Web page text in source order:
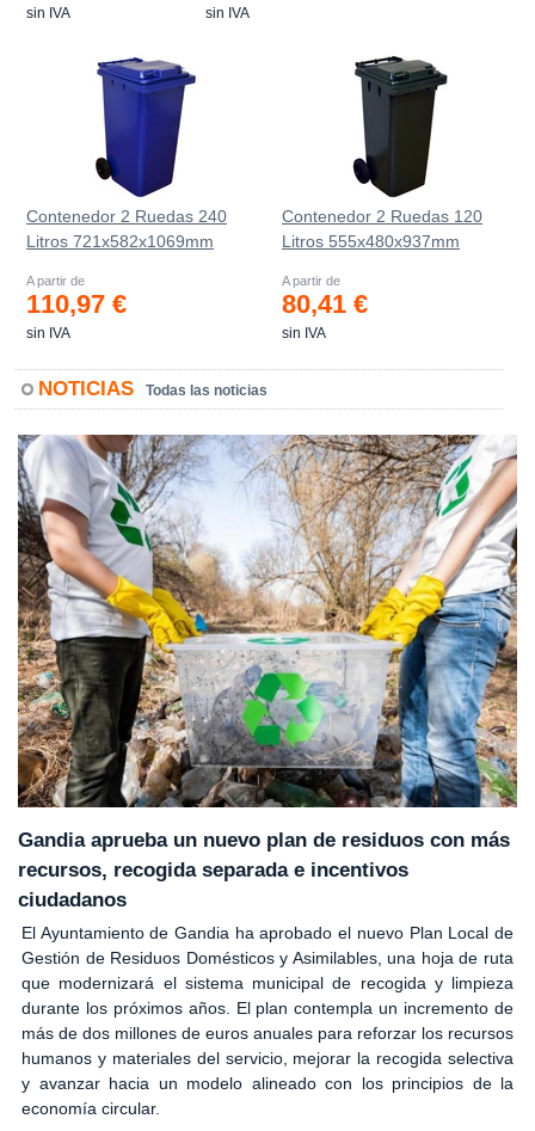
sin IVA sin IVA
Contenedor 2 Ruedas 240
Litros 721х582х1069mm
A partir de
110,97 €
sin IVA
Contenedor 2 Ruedas 120
Litros 555х480х937mm
A partir de
80,41 €
sin IVA
NOTICIAS Todas las noticias
Gandia aprueba un nuevo plan de residuos con más
recursos, recogida separada e incentivos
ciudadanos
El Ayuntamiento de Gandia ha aprobado el nuevo Plan Local de
Gestión de Residuos Domésticos y Asimilables, una hoja de ruta
que modernizará el sistema municipal de recogida y limpieza
durante los próximos años. El plan contempla un incremento de
más de dos millones de euros anuales para reforzar los recursos
humanos y materiales del servicio, mejorar la recogida selectiva
y avanzar hacia un modelo alineado con los principios de la
economía circular.